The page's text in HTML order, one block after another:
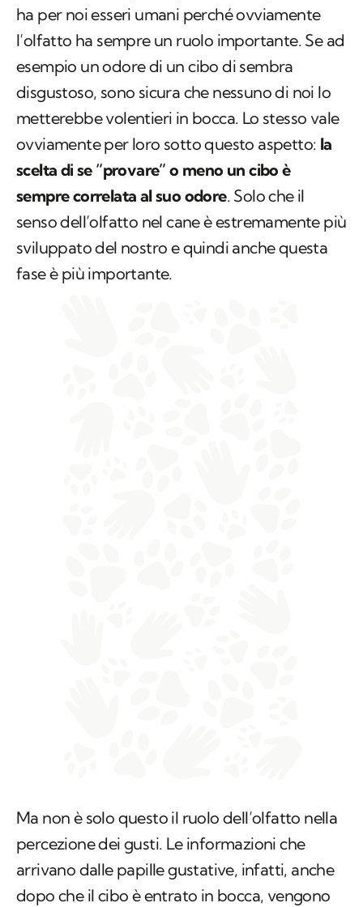
ha per noi esseri umani perché ovviamente
l’olfatto ha sempre un ruolo importante. Se ad
esempio un odore di un cibo di sembra
disgustoso, sono sicura che nessuno di noi lo
metterebbe volentieri in bocca. Lo stesso vale
ovviamente per loro sotto questo aspetto: la
scelta di se “provare” o meno un cibo è
sempre correlata al suo odore. Solo che il
senso dell’olfatto nel cane è estremamente più
sviluppato del nostro e quindi anche questa
fase è più importante.
Ma non è solo questo il ruolo dell’olfatto nella
percezione dei gusti. Le informazioni che
arrivano dalle papille gustative, infatti, anche
dopo che il cibo è entrato in bocca, vengono